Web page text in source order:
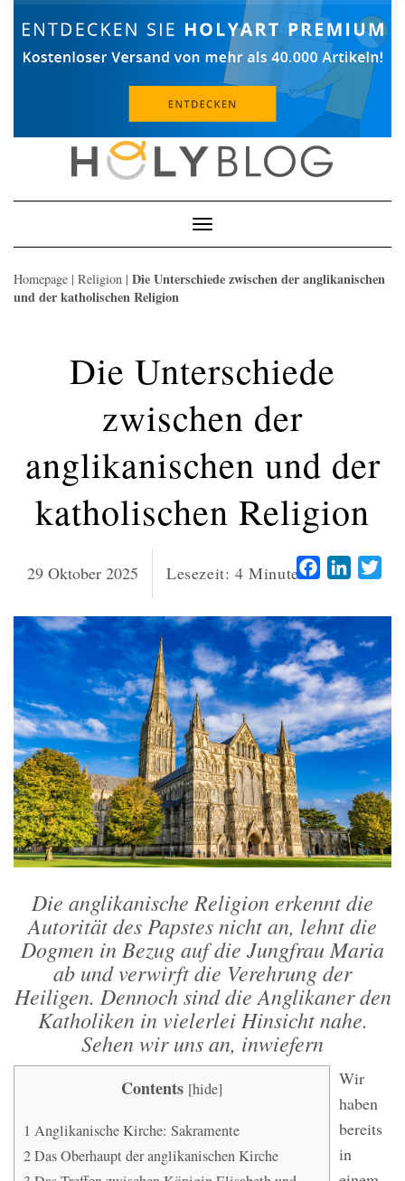
Toggle
Navigation
Homepage | Religion | Die Unterschiede zwischen der anglikanischen
und der katholischen Religion
Die Unterschiede
zwischen der
anglikanischen und der
katholischen Religion
29 Oktober 2025 Lesezeit: 4 Minuten Facebook
Die anglikanische Religion erkennt die
Autorität des Papstes nicht an, lehnt die
Dogmen in Bezug auf die Jungfrau Maria
ab und verwirft die Verehrung der
Heiligen. Dennoch sind die Anglikaner den
Katholiken in vielerlei Hinsicht nahe.
Sehen wir uns an, inwiefern
Contents [hide]
1 Anglikanische Kirche: Sakramente
2Das Oberhaupt der anglikanischen Kirche
Wir
haben
bereits
in